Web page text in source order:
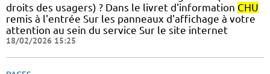
droits des usagers) ? Dans le livret d'information CHU
remis à l'entrée Sur les panneaux d'affichage à votre
attention au sein du service Sur le site internet
18/02/2026 15:25